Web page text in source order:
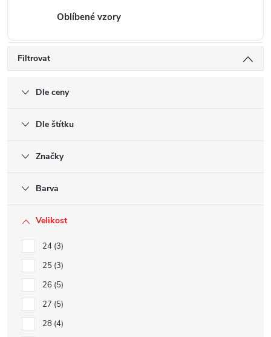
Oblíbené vzory
Filtrovat
Dle ceny
Dle štítku
Značky
Barva
Velikost
24 3
25 3
26 5
27 5
28 4